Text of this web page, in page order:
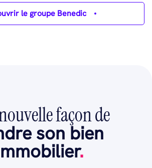
le groupe Benedic
façon de
son bien
.